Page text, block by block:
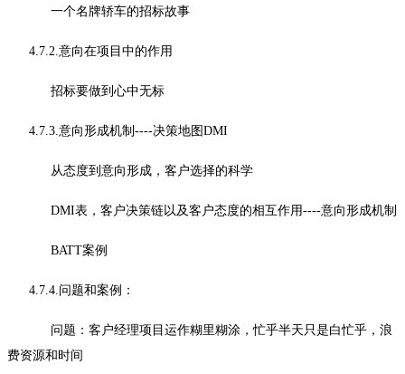
一个名牌轿车的招标故事
4.7.2.意向在项目中的作用
招标要做到心中无标
4.7.3.意向形成机制----决策地图DMI
从态度到意向形成，客户选择的科学
DMI表，客户决策链以及客户态度的相互作用----意向形成机制
BATT案例
4.7.4.问题和案例：
问题：客户经理项目运作糊里糊涂，忙乎半天只是白忙乎，浪
费资源和时间